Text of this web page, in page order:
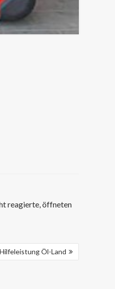
reagierte, öffneten
Hilfeleistung Öl-Land